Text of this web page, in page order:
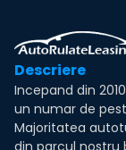
Descriere
Incepand din
un numar de
Majoritatea
din parcul nostru